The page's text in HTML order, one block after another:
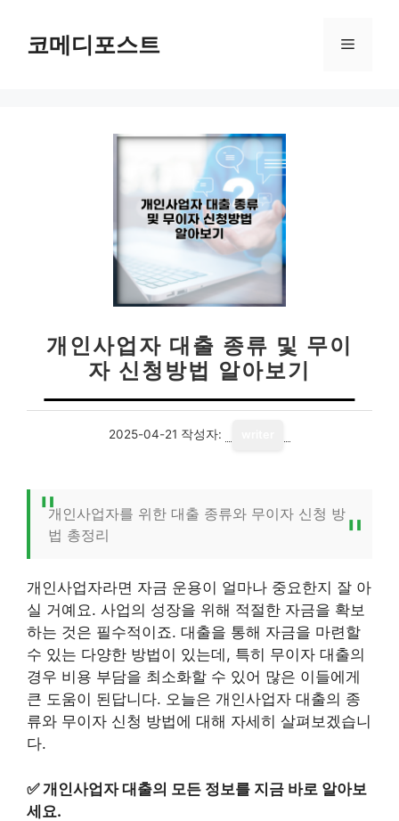
코메디포스트 메
개인사업자 대출 종류 및 무이
자 신청방법 알아보기
2025-04-21 작성자:
개인사업자를 위한 대출 종류와 무이자 신청 방
법 총정리
개인사업자라면 자금 운용이 얼마나 중요한지 잘 아
실 거예요. 사업의 성장을 위해 적절한 자금을 확보
하는 것은 필수적이죠. 대출을 통해 자금을 마련할
수 있는 다양한 방법이 있는데, 특히 무이자 대출의
경우 비용 부담을 최소화할 수 있어 많은 이들에게
큰 도움이 된답니다. 오늘은 개인사업자 대출의 종
류와 무이자 신청 방법에 대해 자세히 살펴보겠습니
다.
✅개인사업자 대출의 모든 정보를 지금 바로 알아보
세요.